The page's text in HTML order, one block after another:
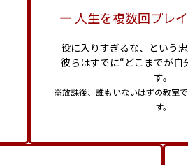
― 人生を複数回プレ
役に入りすぎるな、という忠
彼らはすでに“どこまでが自
す。
※放課後、誰もいないはずの教室
す。